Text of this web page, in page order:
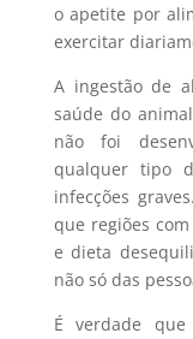
o apetite por
exercitar
A ingestão de
saúde do
não foi
qualquer tipo
infecções
que regiões
e dieta
não só das
É verdade